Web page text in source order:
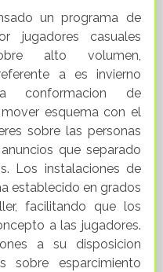
un programa de
jugadores casuales
alto volumen,
a es invierno
conformacion de
esquema con el
sobre las personas
que separado
Los instalaciones de
establecido en grados
facilitando que los
a las jugadores.
a su disposicion
sobre esparcimiento